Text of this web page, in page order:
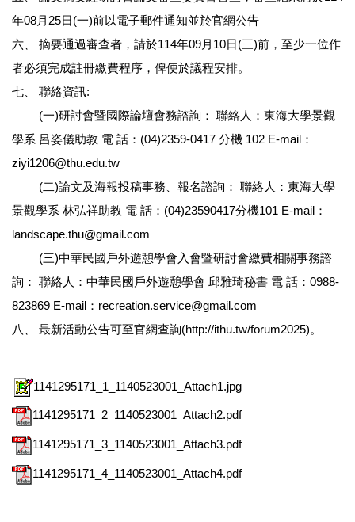
年08月25日(一)前以電子郵件通知並於官網公告
六、 摘要通過審查者，請於114年09月10日(三)前，至少一位作
者必須完成註冊繳費程序，俾便於議程安排。
七、 聯絡資訊:
(一)研討會暨國際論壇會務諮詢： 聯絡人：東海大學景觀
學系 呂姿儀助教 電 話：(04)2359-0417 分機 102 E-mail：
ziyi1206@thu.edu.tw
(二)論文及海報投稿事務、報名諮詢： 聯絡人：東海大學
景觀學系 林弘祥助教 電 話：(04)23590417分機101 E-mail：
landscape.thu@gmail.com
(三)中華民國戶外遊憩學會入會暨研討會繳費相關事務諮
詢： 聯絡人：中華民國戶外遊憩學會 邱雅琦秘書 電 話：0988-
823869 E-mail：recreation.service@gmail.com
八、 最新活動公告可至官網查詢(http://ithu.tw/forum2025)。
1141295171_1_1140523001_Attach1.jpg
1141295171_2_1140523001_Attach2.pdf
1141295171_3_1140523001_Attach3.pdf
1141295171_4_1140523001_Attach4.pdf